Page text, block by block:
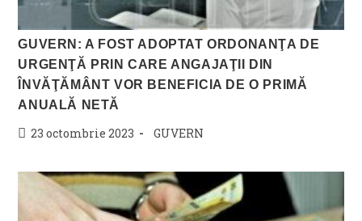
GUVERN: A FOST ADOPTAT ORDONANŢA DE
URGENŢĂ PRIN CARE ANGAJAŢII DIN
ÎNVĂŢĂMÂNT VOR BENEFICIA DE O PRIMĂ
ANUALĂ NETĂ
Post23 octombrie 2023
Post
GUVERN